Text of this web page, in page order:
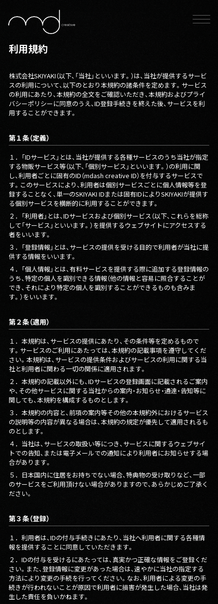
利用規約
株式会社SKIYAKI（以下、「当社」といいます。）は、当社が提供するサービ
スの利用について、以下のとおり本規約の諸条件を定めます。サービス
の利用にあたり、本規約の全文をご確認いただき、本規約およびプライ
バシーポリシーに同意のうえ、ID登録手続きを終えた後、サービスを利
用することができます。
第１条（定義）
１． 「IDサービス」とは、当社が提供する各種サービスのうち当社が指定
する物販サービス等（以下、「個別サービス」といいます。）の利用に関
し、利用者ごとに固有のID（mdash creative ID）を付与するサービスで
す。このサービスにより、利用者は個別サービスごとに個人情報等を登
録することなく、単一のSKIYAKI IDまたは固有IDによりSKIYAKIが提供す
る個別サービスを横断的に利用することができます。
２． 「利用者」とは、IDサービスおよび個別サービス（以下、これらを総称
して「サービス」といいます。）を提供するウェブサイトにアクセスする
者をいいます。
３． 「登録情報」とは、サービスの提供を受ける目的で利用者が当社に提
供する情報をいいます。
４． 「個人情報」とは、有料サービスを提供する際に追加する登録情報の
うち、特定の個人を識別できる情報（他の情報と容易に照合することが
でき、それにより特定の個人を識別することができるものも含みま
す。）をいいます。
第２条（適用）
１． 本規約は、サービスの提供にあたり、その条件等を定めるもので
す。サービスのご利用にあたっては、本規約の記載事項を遵守してくだ
さい。本規約は、サービスの提供条件およびサービスの利用に関する当
社と利用者に関わる一切の関係に適用されます。
２． 本規約の記載以外にも、IDサービスの登録画面に記載されるご案内
や、その他サービスに関する当社からの案内・お知らせ・通達・告知等に
関しても、本規約を構成するものとします。
３． 本規約の内容と、前項の案内等その他の本規約外におけるサービス
の説明等の内容が異なる場合は、本規約の規定が優先して適用されるも
のとします。
４． 当社は、サービスの取扱い等につき、サービスに関するウェブサイ
トでの告知、または電子メールでの通知により利用者にお知らせする場
合があります。
５． 日本国内に住居をお持ちでない場合、特典物の受け取りなど、一部
のサービスをご利用頂けない場合がありますので、あらかじめご了承く
ださい。
第３条（登録）
１． 利用者は、IDの付与手続きにあたり、当社へ利用者に関する各種情
報を提供することに同意していただきます。
２． IDの付与を受けるにあたっては、真実かつ正確な情報をご登録くだ
さい。また、登録情報に変更があった場合は、速やかに当社の指定する
方法により変更の手続を行ってください。なお、利用者による変更の手
続きが行われないことが原因で利用者に損害が発生した場合、当社は発
生した責任を負いかねます。